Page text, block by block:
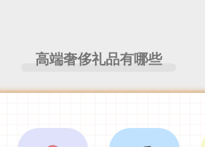
高端奢侈礼品有哪些